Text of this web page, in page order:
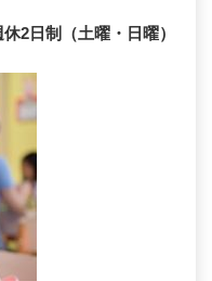
2日制（土曜・日曜）